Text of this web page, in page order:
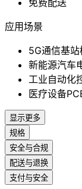
应用场景
5G通信基
新能源汽车
工业自动化
医疗设备
显示更多
规格
安全与合规
配送与退换
支付与安全